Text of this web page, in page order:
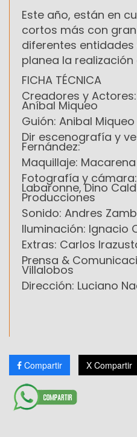
Este año, están en
cortos más con
diferentes
planea la realización
FICHA TÉCNICA
Creadores y
Aníbal Miqueo
Guión: Anibal Miqueo
Dir escenografía y
Fernández:
Maquillaje:
Fotografía y
Labaronne, Dino
Producciones
Sonido: Andres
Iluminación: Ignacio
Extras: Carlos
Prensa &
Villalobos
Dirección: Luciano
Compartir X Compartir